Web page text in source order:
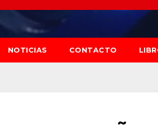
NOTICIAS CONTACTO